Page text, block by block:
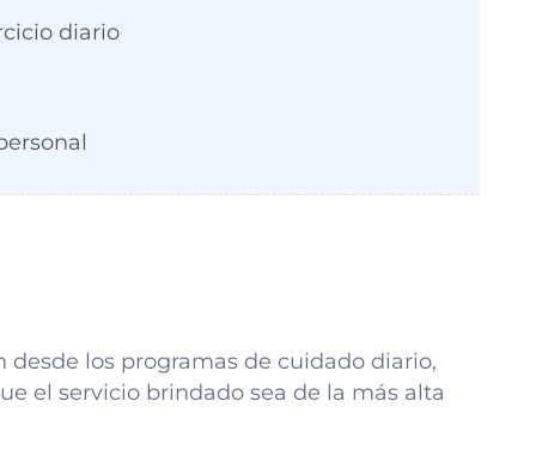
diario
desde los programas de cuidado diario,
el servicio brindado sea de la más alta